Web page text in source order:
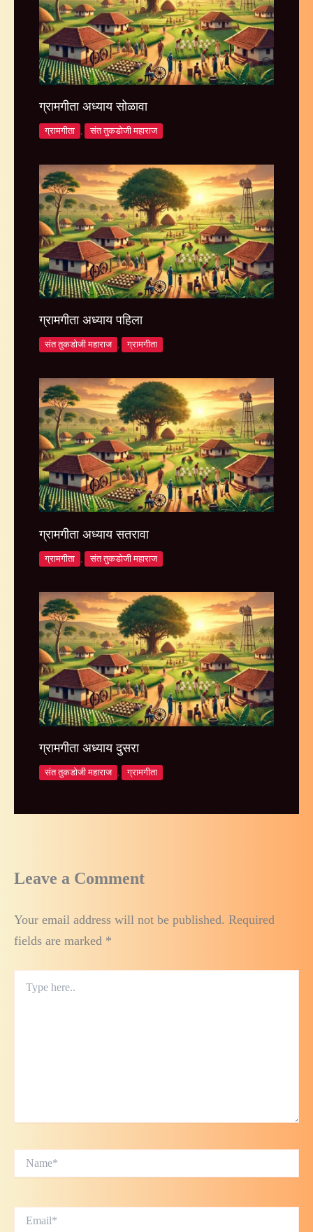
ग्रामगीता अध्याय सोळावा
ग्रामगीता संत तुकडोजी महाराज
ग्रामगीता अध्याय पहिला
संत तुकडोजी महाराज , ग्रामगीता
ग्रामगीता अध्याय सतरावा
ग्रामगीता संत तुकडोजी महाराज
ग्रामगीता अध्याय दुसरा
संत तुकडोजी महाराज , ग्रामगीता
Leave a Comment
Your email address will not be published. Required
fields are marked *
here..